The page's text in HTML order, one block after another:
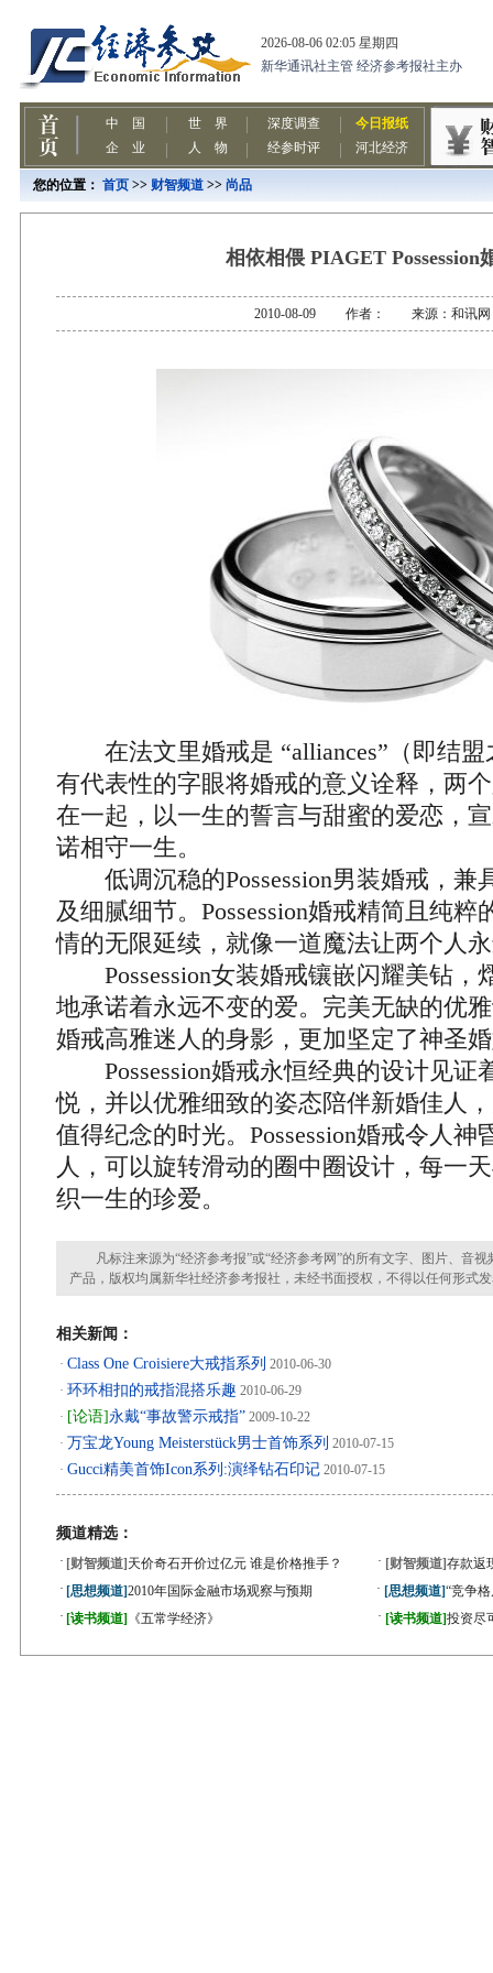
您的位置： 首页 >> 财智频道 >> 尚品
相依相偎 PIAGET Possession
2010-08-09 作者： 来源：和讯网
在法文里婚戒是 “alliances”（即结盟
有代表性的字眼将婚戒的意义诠释，两
在一起，以一生的誓言与甜蜜的爱恋，
诺相守一生。
低调沉稳的Possession男装婚戒，兼
及细腻细节。Possession婚戒精简且纯粹
情的无限延续，就像一道魔法让两个人
Possession女装婚戒镶嵌闪耀美钻，
地承诺着永远不变的爱。完美无缺的优雅
婚戒高雅迷人的身影，更加坚定了神圣
Possession婚戒永恒经典的设计见证
悦，并以优雅细致的姿态陪伴新婚佳人
值得纪念的时光。Possession婚戒令人神
人，可以旋转滑动的圈中圈设计，每一
织一生的珍爱。
凡标注来源为“经济参考报”或“经济参考网”的所有文字、图片、音视
产品，版权均属新华社经济参考报社，未经书面授权，不得以任何形式
相关新闻：
· Class One Croisiere大戒指系列 2010-06-30
· 环环相扣的戒指混搭乐趣 2010-06-29
· [论语] 永戴“事故警示戒指” 2009-10-22
· 万宝龙Young Meisterstück男士首饰系列 2010-07-15
· Gucci精美首饰Icon系列:演绎钻石印记 2010-07-15
频道精选：
· [财智频道] 天价奇石开价过亿元 谁是价格推手？ · [财智频道]存款返
· [思想频道]2010年国际金融市场观察与预期 · [思想频道]“竞争
· [读书频道] 《五常学经济》 · [读书频道]投资尽